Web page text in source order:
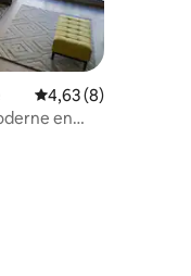
: 4,97 sur 5
Évaluation moyenne
4,63 (8)
en